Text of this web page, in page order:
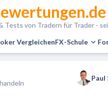
Tests von Tradern für Trader -
VergleichenFX-Schule
Paul